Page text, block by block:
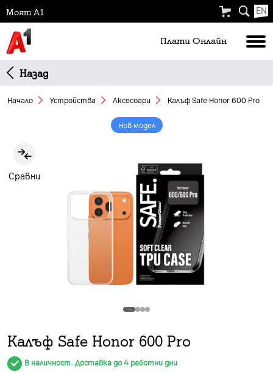
Моят А1 EN
Плати Oнлайн
Назад
Начало Устройства Аксесоари Калъф Safe Honor 600 Pro
Нов модел
Сравни
Калъф Safe Honor 600 Pro
В наличност. Доставка до 4 работни дни